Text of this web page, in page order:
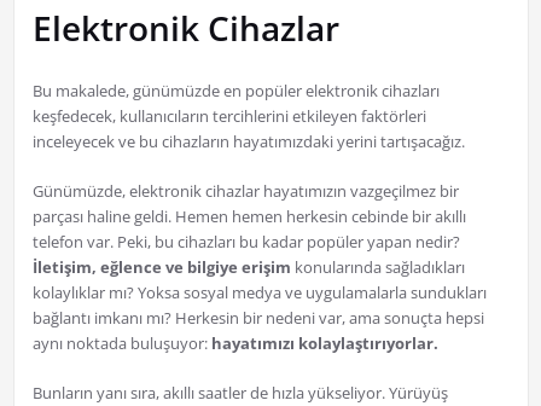
Elektronik Cihazlar
Bu makalede, günümüzde en popüler elektronik cihazları
keşfedecek, kullanıcıların tercihlerini etkileyen faktörleri
inceleyecek ve bu cihazların hayatımızdaki yerini tartışacağız.
Günümüzde, elektronik cihazlar hayatımızın vazgeçilmez bir
parçası haline geldi. Hemen hemen herkesin cebinde bir akıllı
telefon var. Peki, bu cihazları bu kadar popüler yapan nedir?
İletişim, eğlence ve bilgiye erişim konularında sağladıkları
kolaylıklar mı? Yoksa sosyal medya ve uygulamalarla sundukları
bağlantı imkanı mı? Herkesin bir nedeni var, ama sonuçta hepsi
aynı noktada buluşuyor: hayatımızı kolaylaştırıyorlar.
Bunların yanı sıra, akıllı saatler de hızla yükseliyor. Yürüyüş